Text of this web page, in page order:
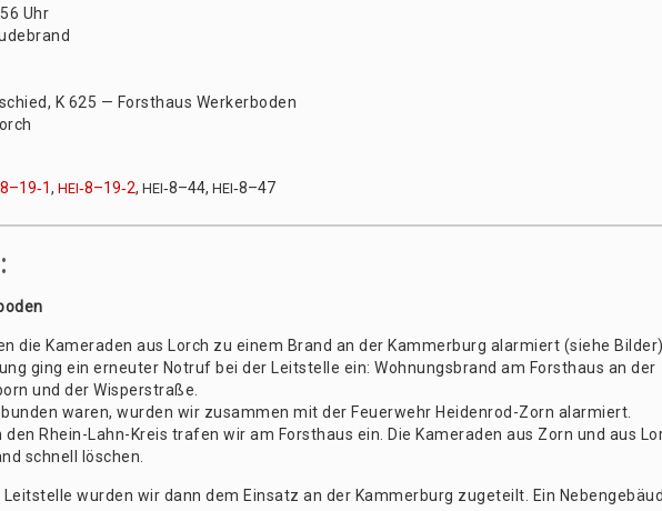
Uhr
K 625 — Forst­haus Werk­erbo­den
, HEI‑8–19‑2, HEI‑8–44, HEI‑8–47
die Kame­ra­den aus Lorch zu einem Brand an der Kam­mer­burg alar­miert (sie­he Bil­der).
ging ein erneu­ter Not­ruf bei der Leit­stel­le ein: Woh­nungs­brand am Forst­haus an der
und der Wis­per­stra­ße.
waren, wur­den wir zusam­men mit der Feu­er­wehr Hei­den­rod-Zorn alar­miert.
Rhein-Lahn-Kreis tra­fen wir am Forst­haus ein. Die Kame­ra­den aus Zorn und aus
schnell löschen.
Leit­stel­le wur­den wir dann dem Ein­satz an der Kam­mer­burg zuge­teilt. Ein